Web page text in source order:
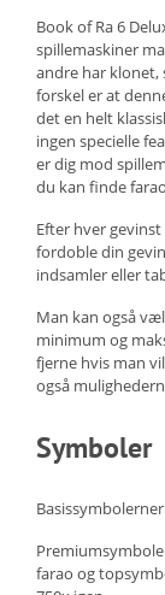
Book of Ra 6
spillemaskiner
andre har
forskel er at
det en helt
ingen specielle
er dig mod
du kan finde
Efter hver
fordoble din
indsamler eller
Man kan også
minimum og
fjerne hvis man
også
Symboler
farao og